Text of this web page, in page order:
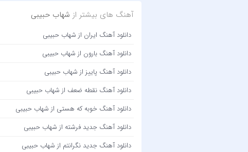
آهنگ های بیشتر از شهاب حبیبی
دانلود آهنگ ایران از شهاب حبیبی
دانلود آهنگ بارون از شهاب حبیبی
دانلود آهنگ پاییز از شهاب حبیبی
دانلود آهنگ نقطه ضعف از شهاب حبیبی
دانلود آهنگ خوبه که هستی از شهاب حبیبی
دانلود آهنگ جدید فرشته از شهاب حبیبی
دانلود آهنگ جدید نگرانتم از شهاب حبیبی